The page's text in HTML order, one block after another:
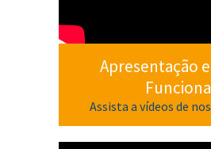
Apresentação
Funciona
Assista a vídeos de